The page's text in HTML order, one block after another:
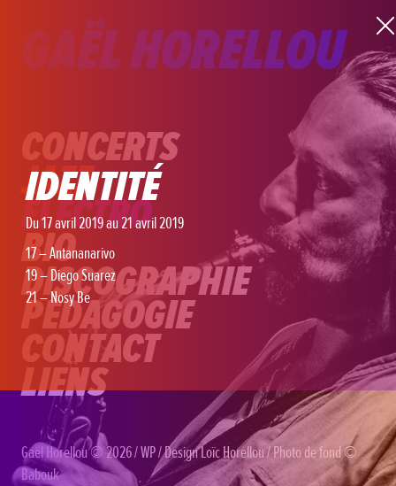
GAËL HORELLOU
IDENTITÉ
Du 17 avril 2019 au 21 avril 2019
17 – Antananarivo
19 – Diego Suarez
21 – Nosy Be
CONCERTS
JAZZ
ELECTRO
BIO
DISCOGRAPHIE
PÉDAGOGIE
CONTACT
LIENS
Gaël Horellou© 2026 /WP/ DesignLoïc Horellou/ Photo de fond ©
Babouk